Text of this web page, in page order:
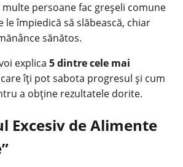
multe persoane fac greșeli comune
le împiedică să slăbească, chiar
sănătos.
explica 5 dintre cele mai
care îți pot sabota progresul și cum
a obține rezultatele dorite.
Excesiv de Alimente